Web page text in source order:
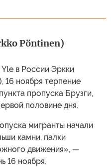
Pöntinen)
в России Эркки
16 ноября терпение
пропуска Брузги,
половине дня.
мигранты начали
камни, палки
движения», —
16 ноября.